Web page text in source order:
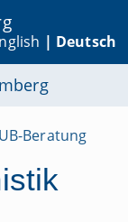
| Deutsch
UB-Beratung